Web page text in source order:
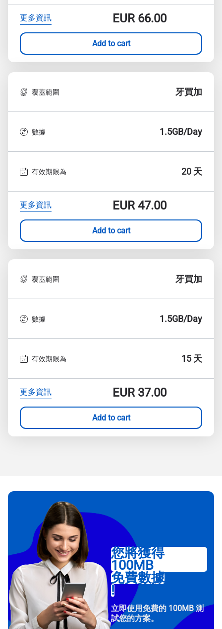
更多資訊 EUR66.00
Add to cart
覆蓋範圍 牙買加
數據 1.5GB/Day
有效期限為 20 天
更多資訊 EUR47.00
Add to cart
覆蓋範圍 牙買加
數據 1.5GB/Day
有效期限為 15 天
更多資訊 EUR37.00
Add to cart
您將獲得
100MB
免費數據
!
立即使用免費的 100MB 測
試您的方案。